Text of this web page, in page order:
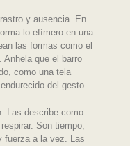
y ausencia. En
lo efímero en una
las formas como el
Anhela que el barro
como una tela
del gesto.
Las describe como
Son tiempo,
fuerza a la vez. Las